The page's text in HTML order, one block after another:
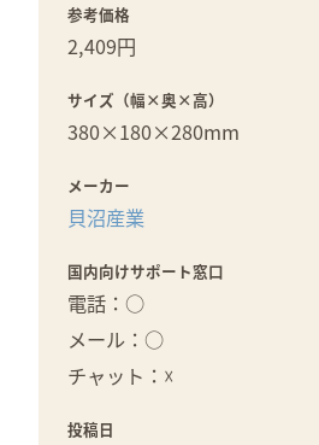
参考価格
2,409円
サイズ（幅×奥×高）
380×180×280mm
メーカー
貝沼産業
国内向けサポート窓口
電話：○
メール：○
チャット：☓
投稿日